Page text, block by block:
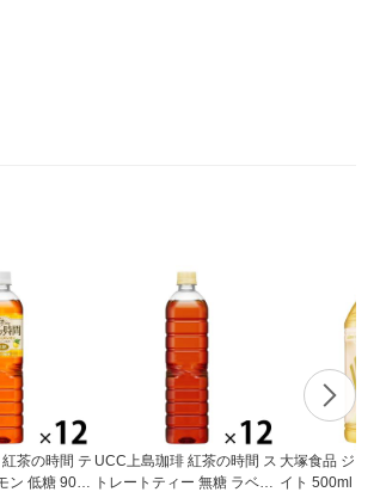
茶の時間 テ
ン 低糖 900
UCC上島珈琲 紅茶の時間 ス
トレートティー 無糖 ラベル
大塚食品 ジャ
イト 500ml 1